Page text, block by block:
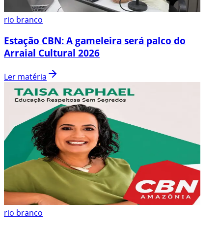
rio branco
Estação CBN: A gameleira será palco do
Arraial Cultural 2026
Ler matéria
rio branco